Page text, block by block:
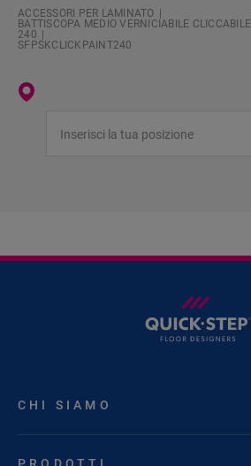
ACCESSORI PER LAMINATO
BATTISCOPA MEDIO VERNICIABILE CLICCABILE
240
SFPSKCLICKPAINT240
CHI SIAMO